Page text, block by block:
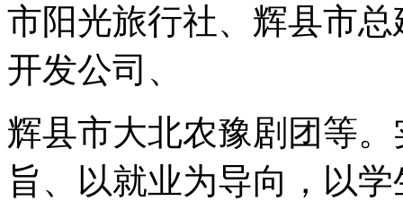
市阳光旅行社、辉县市
开发公司、
辉县市大北农豫剧团等
旨、以就业为导向，以